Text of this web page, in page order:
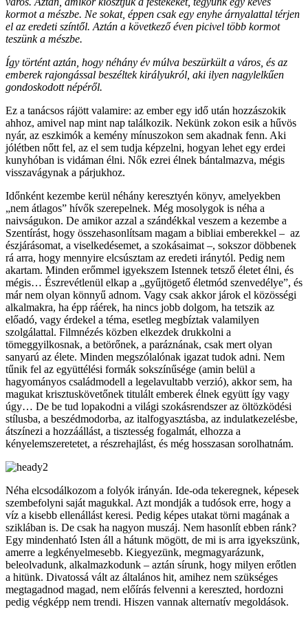
kormot a mészbe. Ne sokat, éppen csak egy enyhe árnyalattal térjen
el az eredeti színtől. Aztán a következő éven picivel több kormot
teszünk a mészbe.
Így történt aztán, hogy néhány év múlva beszürkült a város, és az
emberek rajongással beszéltek királyukról, aki ilyen nagylelkűen
gondoskodott népéről.
Ez a tanácsos rájött valamire: az ember egy idő után hozzászokik
ahhoz, amivel nap mint nap találkozik. Nekünk zokon esik a hűvös
nyár, az eszkimók a kemény mínuszokon sem akadnak fenn. Aki
jólétben nőtt fel, az el sem tudja képzelni, hogyan lehet egy erdei
kunyhóban is vidáman élni. Nők ezrei élnek bántalmazva, mégis
visszavágynak a párjukhoz.
Időnként kezembe kerül néhány keresztyén könyv, amelyekben
„nem átlagos” hívők szerepelnek. Még mosolygok is néha a
naivságukon. De amikor azzal a szándékkal veszem a kezembe a
Szentírást, hogy összehasonlítsam magam a bibliai emberekkel – az
észjárásomat, a viselkedésemet, a szokásaimat –, sokszor döbbenek
rá arra, hogy mennyire elcsúsztam az eredeti iránytól. Pedig nem
akartam. Minden erőmmel igyekszem Istennek tetsző életet élni, és
mégis… Észrevétlenül elkap a „gyűjtögető életmód szenvedélye”, és
már nem olyan könnyű adnom. Vagy csak akkor járok el közösségi
alkalmakra, ha épp ráérek, ha nincs jobb dolgom, ha tetszik az
előadó, vagy érdekel a téma, esetleg megbíztak valamilyen
szolgálattal. Filmnézés közben elkezdek drukkolni a
tömeggyilkosnak, a betörőnek, a paráznának, csak mert olyan
sanyarú az élete. Minden megszólalónak igazat tudok adni. Nem
tűnik fel az együttélési formák sokszínűsége (amin belül a
hagyományos családmodell a legelavultabb verzió), akkor sem, ha
magukat krisztuskövetőnek titulált emberek élnek együtt így vagy
úgy… De be tud lopakodni a világi szokásrendszer az öltözködési
stílusba, a beszédmodorba, az italfogyasztásba, az indulatkezelésbe,
átszínezi a hozzáállást, a tisztesség fogalmát, elhozza a
kényelemszeretetet, a részrehajlást, és még hosszasan sorolhatnám.
Néha elcsodálkozom a folyók irányán. Ide-oda tekeregnek, képesek
szembefolyni saját magukkal. Azt mondják a tudósok erre, hogy a
víz a kisebb ellenállást keresi. Pedig képes utakat törni magának a
sziklában is. De csak ha nagyon muszáj. Nem hasonlít ebben ránk?
Egy mindenható Isten áll a hátunk mögött, de mi is arra igyekszünk,
amerre a legkényelmesebb. Kiegyezünk, megmagyarázunk,
beleolvadunk, alkalmazkodunk – aztán sírunk, hogy milyen erőtlen
a hitünk. Divatossá vált az általános hit, amihez nem szükséges
megtagadnod magad, nem előírás felvenni a kereszted, hordozni
pedig végképp nem trendi. Hiszen vannak alternatív megoldások.